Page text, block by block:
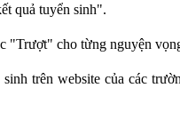
quả tuyển sinh".
"Trượt" cho từng nguyện
trên website của các